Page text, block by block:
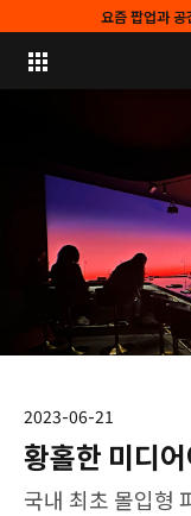
요즘 팝업과
2023-06-21
황홀한 미디
국내 최초 몰입형